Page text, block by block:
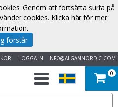
INFO@ALGAMNORDIC.COM
LOGGA IN
0
Genom att fortsätta surfa på
cookies. Klicka här för mer
.
förstår